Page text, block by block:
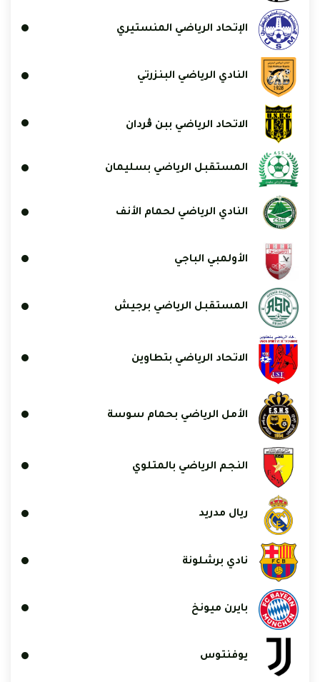
الإتحاد الرياضي المنستيري
النادي الرياضي البنزرتي
الاتحاد الرياضي ببن ڨردان
المستقبل الرياضي بسليمان
النادي الرياضي لحمام الأنف
الأولمبي الباجي
المستقبل الرياضي برجيش
الاتحاد الرياضي بتطاوين
الأمل الرياضي بحمام سوسة
النجم الرياضي بالمتلوي
ريال مدريد
نادي برشلونة
بايرن ميونخ
يوفنتوس